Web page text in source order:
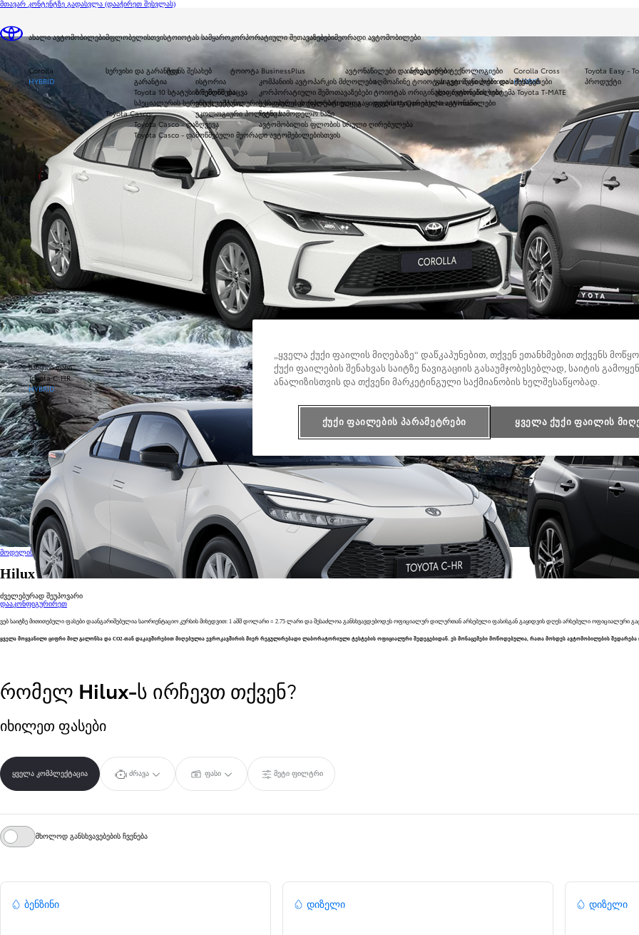
მთავარ კონტენტზე გადასვლა (დააჭირეთ შესვლას)
ახალი ავტომობილები
Corolla
HYBRID
საწყისი ფასი
Corolla Cross
HYBRID
საწყისი ფასი
Toyota C-HR
HYBRID
Rav4
HYBRID
Land Cruiser Prado
მფლობელისთვის
სერვისი და გარანტია
გარანტია
Toyota 10 სტატუსის შემოწმება
სპეციალურის სერვისის კამპანია
Toyota Casco
Toyota Casco - დაზღვევა
Toyota Casco - დამოწმებული მეორადი ავტომებილებისთვის
ავტონაწილები და აქსესუარები
აღმოაჩინე ტოიოტას ავტონაწილები და აქსესუარები
ტოიოტას ორიგინალი ავტონაწილები
ფალსიფიცირებული ავტონაწილები
Toyota Easy -
პროდუქტი
ტოიოტას სამყარო
ჩვენს შესახებ
ისტორია
ბრენდის დაცვა
ინტელექტუალურის საკუთრების უფლების დაცვა
ეკოლოგიური პოლიტიკა
ინოვაციური ტექნოლოგიები
გაიგეთ მეტი ჰიბრიდის შესახებ
უსაფრთხოების სისტემა Toyota T-MATE
კორპორატიული შეთავაზებები
ტოიოტა BusinessPlus
კომპანიის ავტოპარკის მძღოლები
კორპორატიული შემოთავაზებები
ევროპული კორპორატიული გაყიდვებიa11yOpensInNewWindow
ჩვენი სამოდელო ხაზი
ავტომობილის ფლობის სრული ღირებულება
მეორადი ავტომობილები
მოდელის შეცვლა
Hilux
ძველებურად შეუპოვარი
დააკონფიგურირეთ
ვებ საიტზე მითითებული ფასები დაანგარიშებულია საორიენტაციო კურსის მიხედვით: 1 აშშ დოლარი = 2.75 ლარი და შესაძლოა განსხვავდებოდეს ოფიციალურ დილერთან არსებული ფასისგან გაყიდვის დღეს არსებული ოფიციალური
ყველა მოყვანილი ციფრი მილ გალონსა და CO2-თან დაკავშირებით მიღებულია ევროკავშირის მიერ რეგულირებადი ლაბორატორიული ტესტების ოფიციალური შედეგებიდან. ეს მონაცემები მოწოდებულია, რათა მოხდეს ავტომობილების
რომელ Hilux-ს ირჩევთ თქვენ?
იხილეთ ფასები
ყველა კომპლექტაცია ძრავა ფასი მეტი ფილტრი
მხოლოდ განსხვავებების ჩვენება
ბენზინი დიზელი დიზელი
„ყველა ქუქი ფაილის მიღებაზე“ დაწკაპუნებით, თქვენ ეთანხმებით თქვენს
ქუქი ფაილების შენახვას საიტზე ნავიგაციის გასაუმჯობესებლად, საიტის
ანალიზისთვის და თქვენი მარკეტინგული საქმიანობის ხელშესაწყობად.
ქუქი ფაილების პარამეტრები ყველა ქუქი ფაილის